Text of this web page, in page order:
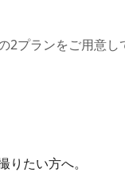
2プランをご用意
たい方へ。